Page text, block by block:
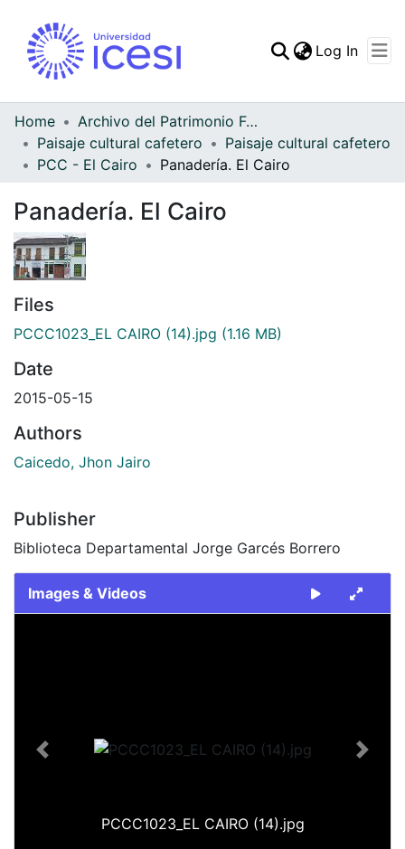
Statistics
Log In
Home
Archivo del Patrimonio Fotográfico y Fílmico del Valle del Cauca
Paisaje cultural cafetero
Paisaje cultural cafetero
PCC - El Cairo
Panadería. El Cairo
Panadería. El Cairo
Files
PCCC1023_EL CAIRO (14).jpg (1.16 MB)
Date
2015-05-15
Authors
Caicedo, Jhon Jairo
Publisher
Biblioteca Departamental Jorge Garcés Borrero
Images & Videos
PCCC1023_EL CAIRO (14).jpg
Previous Next